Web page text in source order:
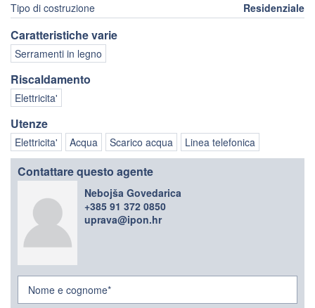
Tipo di costruzione
Residenziale
Caratteristiche varie
Serramenti in legno
Riscaldamento
Elettricita'
Utenze
Elettricita' Acqua Scarico acqua Linea telefonica
Contattare questo agente
Nebojša Govedarica
+385 91 372 0850
uprava@ipon.hr